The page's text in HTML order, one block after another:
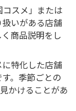
スメ」または
扱いがある店舗
商品説明をし
特化した店舗
。季節ごとの
かけることがあ